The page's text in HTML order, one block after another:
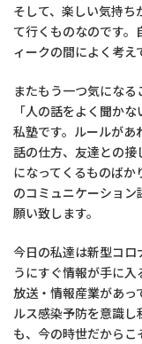
そして、楽しい気持
て行くものなのです
ィークの間によく考え
またもう一つ気にな
「人の話をよく聞か
私塾です。ルールがあ
話の仕方、友達との
になってくるものば
のコミュニケーショ
願い致します。
今日の私達は新型コロ
うにすぐ情報が手に
放送・情報産業があっ
ルス感染予防を意識
も、今の時世だから